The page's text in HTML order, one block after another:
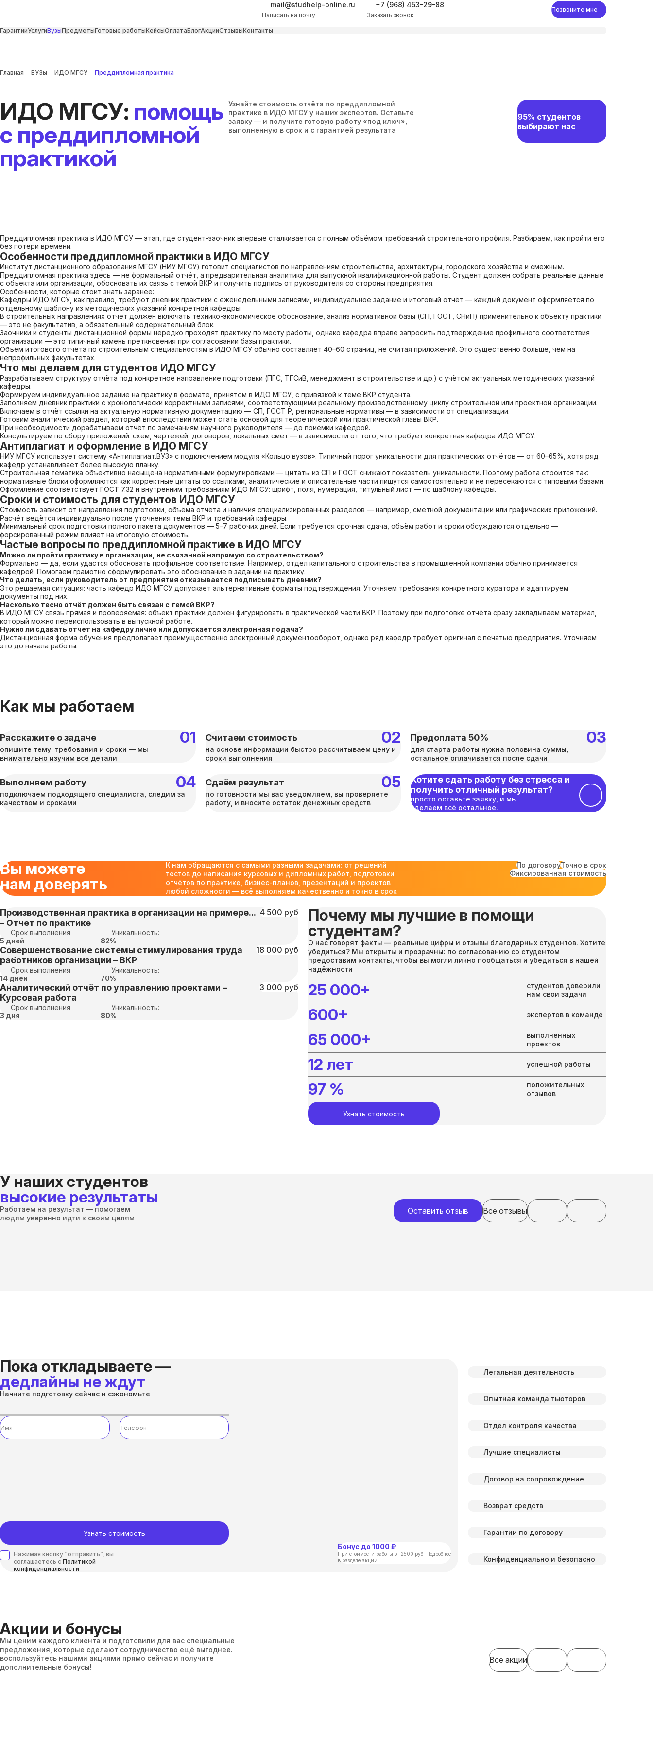
mail@studhelp-online.ru
Написать на почту
+7 (968) 453-29-88
Заказать звонок
Позвоните мне
ГарантииУслугиВузыПредметыГотовые работыКейсыОплатаБлогАкцииОтзывыКонтакты
Главная ВУЗы ИДО МГСУ Преддипломная практика
ИДО МГСУ: помощь
с преддипломной
практикой
Узнайте стоимость отчёта по преддипломной
практике в ИДО МГСУ у наших экспертов. Оставьте
заявку — и получите готовую работу «под ключ»,
выполненную в срок и с гарантией результата
95% студентов
выбирают нас
Преддипломная практика в ИДО МГСУ — этап, где студент-заочник впервые сталкивается с полным объёмом требований строительного профиля. Разбираем, как пройти его
без потери времени.
Особенности преддипломной практики в ИДО МГСУ
Институт дистанционного образования МГСУ (НИУ МГСУ) готовит специалистов по направлениям строительства, архитектуры, городского хозяйства и смежным.
Преддипломная практика здесь — не формальный отчёт, а предварительная аналитика для выпускной квалификационной работы. Студент должен собрать реальные данные
с объекта или организации, обосновать их связь с темой ВКР и получить подпись от руководителя со стороны предприятия.
Особенности, которые стоит знать заранее:
Кафедры ИДО МГСУ, как правило, требуют дневник практики с еженедельными записями, индивидуальное задание и итоговый отчёт — каждый документ оформляется по
отдельному шаблону из методических указаний конкретной кафедры.
В строительных направлениях отчёт должен включать технико-экономическое обоснование, анализ нормативной базы (СП, ГОСТ, СНиП) применительно к объекту практики
— это не факультатив, а обязательный содержательный блок.
Заочники и студенты дистанционной формы нередко проходят практику по месту работы, однако кафедра вправе запросить подтверждение профильного соответствия
организации — это типичный камень преткновения при согласовании базы практики.
Объём итогового отчёта по строительным специальностям в ИДО МГСУ обычно составляет 40–60 страниц, не считая приложений. Это существенно больше, чем на
непрофильных факультетах.
Что мы делаем для студентов ИДО МГСУ
Разрабатываем структуру отчёта под конкретное направление подготовки (ПГС, ТГСиВ, менеджмент в строительстве и др.) с учётом актуальных методических указаний
кафедры.
Формируем индивидуальное задание на практику в формате, принятом в ИДО МГСУ, с привязкой к теме ВКР студента.
Заполняем дневник практики с хронологически корректными записями, соответствующими реальному производственному циклу строительной или проектной организации.
Включаем в отчёт ссылки на актуальную нормативную документацию — СП, ГОСТ Р, региональные нормативы — в зависимости от специализации.
Готовим аналитический раздел, который впоследствии может стать основой для теоретической или практической главы ВКР.
При необходимости дорабатываем отчёт по замечаниям научного руководителя — до приёмки кафедрой.
Консультируем по сбору приложений: схем, чертежей, договоров, локальных смет — в зависимости от того, что требует конкретная кафедра ИДО МГСУ.
Антиплагиат и оформление в ИДО МГСУ
НИУ МГСУ использует систему «Антиплагиат.ВУЗ» с подключением модуля «Кольцо вузов». Типичный порог уникальности для практических отчётов — от 60–65%, хотя ряд
кафедр устанавливает более высокую планку.
Строительная тематика объективно насыщена нормативными формулировками — цитаты из СП и ГОСТ снижают показатель уникальности. Поэтому работа строится так:
нормативные блоки оформляются как корректные цитаты со ссылками, аналитические и описательные части пишутся самостоятельно и не пересекаются с типовыми базами.
Оформление соответствует ГОСТ 7.32 и внутренним требованиям ИДО МГСУ: шрифт, поля, нумерация, титульный лист — по шаблону кафедры.
Сроки и стоимость для студентов ИДО МГСУ
Стоимость зависит от направления подготовки, объёма отчёта и наличия специализированных разделов — например, сметной документации или графических приложений.
Расчёт ведётся индивидуально после уточнения темы ВКР и требований кафедры.
Минимальный срок подготовки полного пакета документов — 5–7 рабочих дней. Если требуется срочная сдача, объём работ и сроки обсуждаются отдельно —
форсированный режим влияет на итоговую стоимость.
Частые вопросы по преддипломной практике в ИДО МГСУ
Можно ли пройти практику в организации, не связанной напрямую со строительством?
Формально — да, если удастся обосновать профильное соответствие. Например, отдел капитального строительства в промышленной компании обычно принимается
кафедрой. Помогаем грамотно сформулировать это обоснование в задании на практику.
Что делать, если руководитель от предприятия отказывается подписывать дневник?
Это решаемая ситуация: часть кафедр ИДО МГСУ допускает альтернативные форматы подтверждения. Уточняем требования конкретного куратора и адаптируем
документы под них.
Насколько тесно отчёт должен быть связан с темой ВКР?
В ИДО МГСУ связь прямая и проверяемая: объект практики должен фигурировать в практической части ВКР. Поэтому при подготовке отчёта сразу закладываем материал,
который можно переиспользовать в выпускной работе.
Нужно ли сдавать отчёт на кафедру лично или допускается электронная подача?
Дистанционная форма обучения предполагает преимущественно электронный документооборот, однако ряд кафедр требует оригинал с печатью предприятия. Уточняем
это до начала работы.
Как мы работаем
Расскажите о задаче
опишите тему, требования и сроки — мы
внимательно изучим все детали
Считаем стоимость
на основе информации быстро рассчитываем цену и
сроки выполнения
Предоплата 50%
для старта работы нужна половина суммы,
остальное оплачивается после сдачи
Выполняем работу
подключаем подходящего специалиста, следим за
качеством и сроками
Сдаём результат
по готовности мы вас уведомляем, вы проверяете
работу, и вносите остаток денежных средств
Хотите сдать работу без стресса и
получить отличный результат?
просто оставьте заявку, и мы
сделаем всё остальное.
Вы можете
нам доверять
К нам обращаются с самыми разными задачами: от решений
тестов до написания курсовых и дипломных работ, подготовки
отчётов по практике, бизнес-планов, презентаций и проектов
любой сложности — всё выполняем качественно и точно в срок
По договоруТочно в срок
Фиксированная стоимость
Производственная практика в организации на примере...
– Отчет по практике
4 500 руб
Срок выполнения
5 дней
Уникальность:
82%
Совершенствование системы стимулирования труда
работников организации – ВКР
18 000 руб
Срок выполнения
14 дней
Уникальность:
70%
Аналитический отчёт по управлению проектами –
Курсовая работа
3 000 руб
Срок выполнения
3 дня
Уникальность:
80%
Почему мы лучшие в помощи
студентам?
О нас говорят факты — реальные цифры и отзывы благодарных студентов. Хотите
убедиться? Мы открыты и прозрачны: по согласованию со студентом
предоставим контакты, чтобы вы могли лично пообщаться и убедиться в нашей
надёжности
25 000+
студентов доверили
нам свои задачи
600+ экспертов в команде
65 000+
выполненных
проектов
12 лет успешной работы
97 %
положительных
отзывов
Узнать стоимость
У наших студентов
высокие результаты
Работаем на результат — помогаем
людям уверенно идти к своим целям
Оставить отзыв Все отзывы
Пока откладываете —
дедлайны не ждут
Начните подготовку сейчас и сэкономьте
Узнать стоимость
Нажимая кнопку “отправить”, вы
соглашаетесь с Политикой
конфиденциальности
Бонус до 1000 ₽
При стоимости работы от 2500 руб. Подробнее
в разделе акции.
Легальная деятельность
Опытная команда тьюторов
Отдел контроля качества
Лучшие специалисты
Договор на сопровождение
Возврат средств
Гарантии по договору
Конфиденциально и безопасно
Акции и бонусы
Мы ценим каждого клиента и подготовили для вас специальные
предложения, которые сделают сотрудничество ещё выгоднее.
воспользуйтесь нашими акциями прямо сейчас и получите
дополнительные бонусы!
Все акции